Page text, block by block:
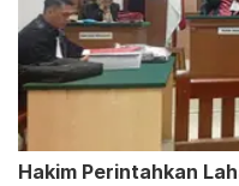
Hakim Perintahkan